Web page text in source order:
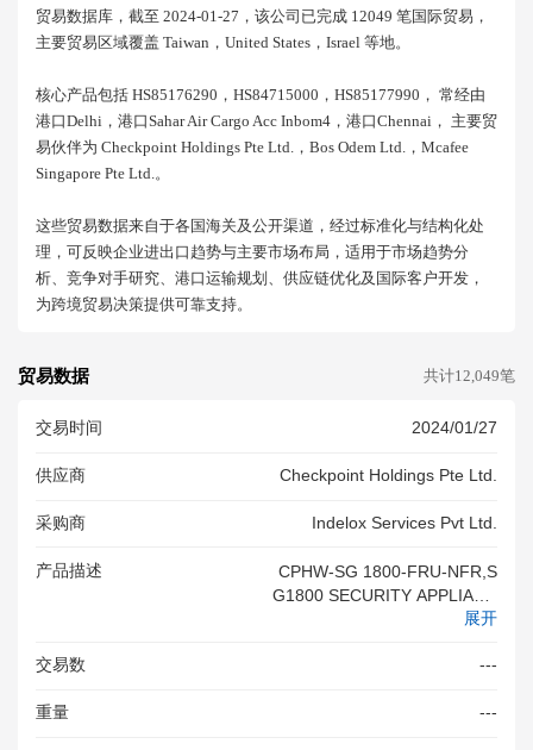
贸易数据库，截至 2024-01-27，该公司已完成 12049 笔国际贸易，
主要贸易区域覆盖 Taiwan，united States，israel 等地。
核心产品包括 HS85176290，HS84715000，HS85177990， 常经由
港口delhi，港口sahar Air Cargo Acc Inbom4，港口chennai， 主要贸
易伙伴为 Checkpoint Holdings Pte Ltd.，bos Odem Ltd.，mcafee
Singapore Pte Ltd.。
这些贸易数据来自于各国海关及公开渠道，经过标准化与结构化处
理，可反映企业进出口趋势与主要市场布局，适用于市场趋势分
析、竞争对手研究、港口运输规划、供应链优化及国际客户开发，
为跨境贸易决策提供可靠支持。
贸易数据 共计12,049笔
交易时间 2024/01/27
供应商 Checkpoint Holdings Pte Ltd.
采购商 Indelox Services Pvt Ltd.
产品描述
CPHW-SG 1800-FRU-NFR,S
G1800 SECURITY APPLIANC
E(MODELV-83)(F.O.C)(FIELD
5 COPPER) (DATA NETWORK
展开
交易数 ---
重量 ---